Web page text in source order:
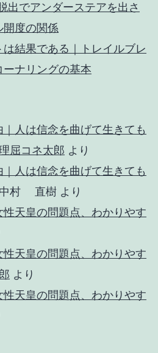
出でアンダーステアを出さ
開度の関係
結果である｜トレイルブレ
ナリングの基本
人は信念を曲げて生きても
屈コネ太郎 より
人は信念を曲げて生きても
中村 直樹 より
天皇の問題点、わかりやす
天皇の問題点、わかりやす
より
天皇の問題点、わかりやす